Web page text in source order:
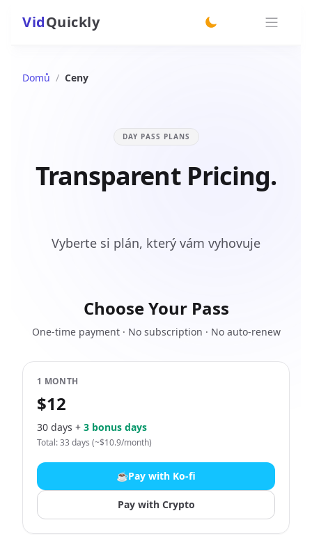
VidQuickly
Domů / Ceny
DAY PASS PLANS
Transparent Pricing.
Power for Everyone.
Vyberte si plán, který vám vyhovuje
Choose Your Pass
One-time payment · No subscription · No auto-renew
1 MONTH
$12
30 days + 3 bonus days
Total: 33 days (~$10.9/month)
☕Pay with Ko-fi
Pay with Crypto